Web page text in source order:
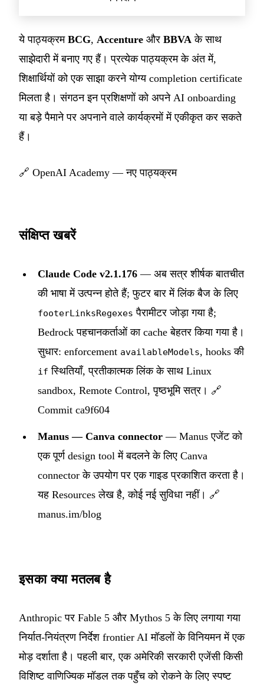
ये पाठ्यक्रम BCG, Accenture और BBVA के साथ
साझेदारी में बनाए गए हैं। प्रत्येक पाठ्यक्रम के अंत में,
शिक्षार्थियों को एक साझा करने योग्य completion certificate
मिलता है। संगठन इन प्रशिक्षणों को अपने AI onboarding
या बड़े पैमाने पर अपनाने वाले कार्यक्रमों में एकीकृत कर सकते
हैं।
🔗 OpenAI Academy — नए पाठ्यक्रम
संक्षिप्त खबरें
Claude Code v2.1.176 — अब सत्र शीर्षक बातचीत
की भाषा में उत्पन्न होते हैं; फुटर बार में लिंक बैज के लिए
footerLinksRegexes पैरामीटर जोड़ा गया है;
Bedrock पहचानकर्ताओं का cache बेहतर किया गया है।
सुधार: enforcement availableModels, hooks की
if स्थितियाँ, प्रतीकात्मक लिंक के साथ Linux
sandbox, Remote Control, पृष्ठभूमि सत्र। 🔗
Commit ca9f604
Manus — Canva connector — Manus एजेंट को
एक पूर्ण design tool में बदलने के लिए Canva
connector के उपयोग पर एक गाइड प्रकाशित करता है।
यह Resources लेख है, कोई नई सुविधा नहीं। 🔗
manus.im/blog
इसका क्या मतलब है
Anthropic पर Fable 5 और Mythos 5 के लिए लगाया गया
निर्यात-नियंत्रण निर्देश frontier AI मॉडलों के विनियमन में एक
मोड़ दर्शाता है। पहली बार, एक अमेरिकी सरकारी एजेंसी किसी
विशिष्ट वाणिज्यिक मॉडल तक पहुँच को रोकने के लिए स्पष्ट